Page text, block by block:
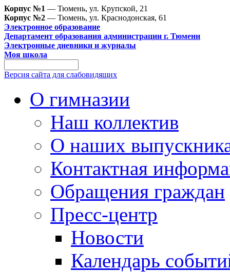
Корпус №1 — Тюмень, ул. Крупской, 21
Корпус №2 — Тюмень, ул. Краснодонская, 61
Электронное образование
Департамент образования администрации г. Тюмени
Электронные дневники и журналы
Моя школа
Версия сайта для слабовидящих
О гимназии
Наш коллектив
О наших
Контактная
Обращения граждан
Пресс-центр
Новости
Календарь